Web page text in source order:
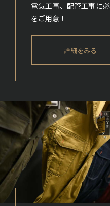
電気工事、配管工事に
をご用意！
詳細をみる